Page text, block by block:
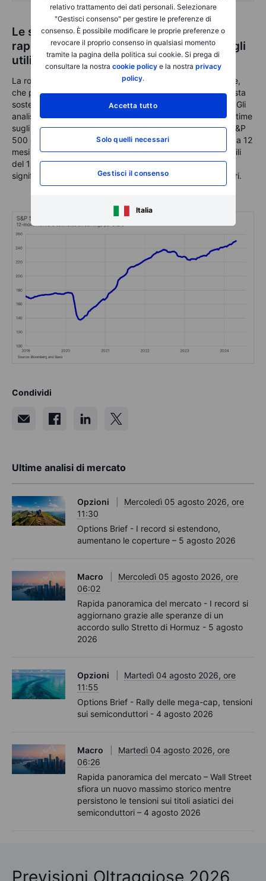
relativo trattamento dei dati personali. Selezionare
"Gestisci consenso" per gestire le preferenze di
consenso. È possibile modificare le proprie preferenze o
revocare il proprio consenso in qualsiasi momento
tramite la pagina della politica sui cookie. Si prega di
consultare la nostra cookie policye la nostra privacy
policy.
Accetta tutto
Solo quelli necessari
Gestisci il consenso
Italia
Le stime sugli utili stanno aumentando
rapidamente, riflettendo una crescita degli
utili del 12%
La robusta crescita sottostante dell'economia statunitense,
che potenzialmente può continuare per il resto dell'anno, sta
sostenendo la crescita dei ricavi e degli utili delle società. Gli
analisti sell-side hanno costantemente aumentato le loro stime
sugli utili quest'anno, con la stima dell'EPS a 12 mesi sull'S&P
500 ora a 250 dollari per azione, rispetto all'EPS effettivo a 12
mesi di 223 dollari, che riflette la crescita prevista degli utili
del 12% nel prossimo anno. La stima prospettica sugli utili
significa che l'S&P 500 è valutato a 20,2 volte gli utili futuri.
Condividi
Ultime analisi di mercato
Opzioni
Mercoledì 05 agosto 2026, ore
11:30
Options Brief - I record si estendono,
aumentano le coperture – 5 agosto 2026
Macro
Mercoledì 05 agosto 2026, ore
06:02
Rapida panoramica del mercato - I record si
aggiornano grazie alle speranze di un
accordo sullo Stretto di Hormuz - 5 agosto
2026
Opzioni
Martedì 04 agosto 2026, ore
11:55
Options Brief - Rally delle mega-cap, tensioni
sui semiconduttori - 4 agosto 2026
Macro
Martedì 04 agosto 2026, ore
06:26
Rapida panoramica del mercato – Wall Street
sfiora un nuovo massimo storico mentre
persistono le tensioni sui titoli asiatici dei
semiconduttori – 4 agosto 2026
Previsioni Oltraggiose 2026